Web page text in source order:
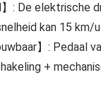
】: De
kan 15 km/
】: Pedaal
+